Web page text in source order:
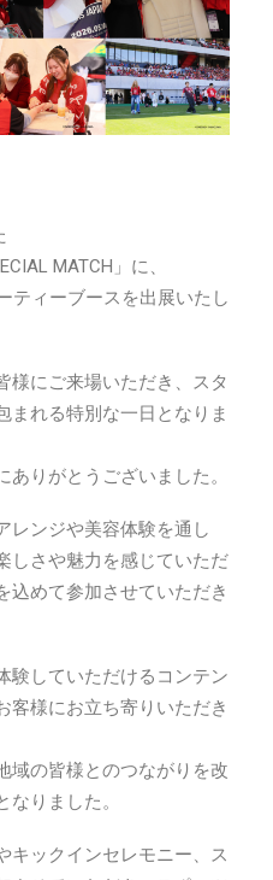
MATCH」に、
ティーブースを出展いたし
様にご来場いただき、スタ
まれる特別な一日となりま
りがとうございました。
レンジや美容体験を通し
しさや魅力を感じていただ
込めて参加させていただき
験していただけるコンテン
客様にお立ち寄りいただき
域の皆様とのつながりを改
りました。
キックインセレモニー、ス